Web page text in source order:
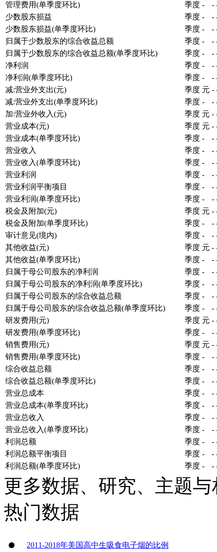
管理费用(单季度环比) 季度 - -
少数股东损益
季度 - -
少数股东损益(单季度环比)
季度 - -
归属于少数股东的综合收益总额
季度 - -
归属于少数股东的综合收益总额(单季度环比)
季度 - -
净利润
季度 - -
净利润(单季度环比)
季度 - -
减:营业外支出(元)
季度 元 -
减:营业外支出(单季度环比)
季度 - -
加:营业外收入(元)
季度 元 -
营业成本(元)
季度 元 -
营业成本(单季度环比)
季度 - -
营业收入
季度 - -
营业收入(单季度环比)
季度 - -
营业利润
季度 - -
营业利润平衡项目
季度 - -
营业利润(单季度环比)
季度 - -
税金及附加(元)
季度 元 -
税金及附加(单季度环比)
季度 - -
审计意见(境内)
季度 - -
其他收益(元)
季度 元 -
其他收益(单季度环比)
季度 - -
归属于母公司股东的净利润
季度 - -
归属于母公司股东的净利润(单季度环比)
季度 - -
归属于母公司股东的综合收益总额
季度 - -
归属于母公司股东的综合收益总额(单季度环比)
季度 - -
研发费用(元)
季度 元 -
研发费用(单季度环比)
季度 - -
销售费用(元)
季度 元 -
销售费用(单季度环比)
季度 - -
综合收益总额
季度 - -
综合收益总额(单季度环比)
季度 - -
营业总成本
季度 - -
营业总成本(单季度环比)
季度 - -
营业总收入
季度 - -
营业总收入(单季度环比)
季度 - -
利润总额
季度 - -
利润总额平衡项目
季度 - -
利润总额(单季度环比)
季度 - -
更多数据、研究、主题
热门数据
2011-2018年美国高中生吸食电子烟的比例